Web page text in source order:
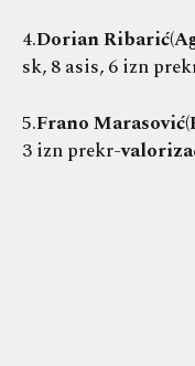
4.Dorian
sk, 8 asis, 6 izn
5.Frano
3 izn prekr-